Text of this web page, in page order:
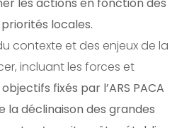
locales.
contexte et des enjeux de la
incluant les forces et
fixés par l’ARS PACA
la déclinaison des grandes